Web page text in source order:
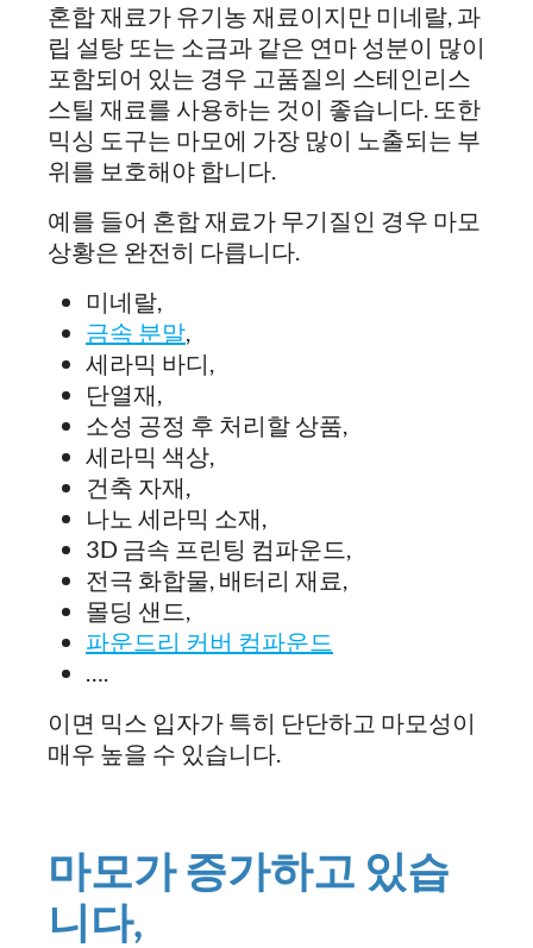
혼합 재료가 유기농 재료이지만 미네랄, 과
립 설탕 또는 소금과 같은 연마 성분이 많이
포함되어 있는 경우 고품질의 스테인리스
스틸 재료를 사용하는 것이 좋습니다. 또한
믹싱 도구는 마모에 가장 많이 노출되는 부
위를 보호해야 합니다.
예를 들어 혼합 재료가 무기질인 경우 마모
상황은 완전히 다릅니다.
미네랄,
금속 분말,
세라믹 바디,
단열재,
소성 공정 후 처리할 상품,
세라믹 색상,
건축 자재,
나노 세라믹 소재,
3D 금속 프린팅 컴파운드,
전극 화합물, 배터리 재료,
몰딩 샌드,
파운드리 커버 컴파운드
….
이면 믹스 입자가 특히 단단하고 마모성이
매우 높을 수 있습니다.
마모가 증가하고 있습
니다,